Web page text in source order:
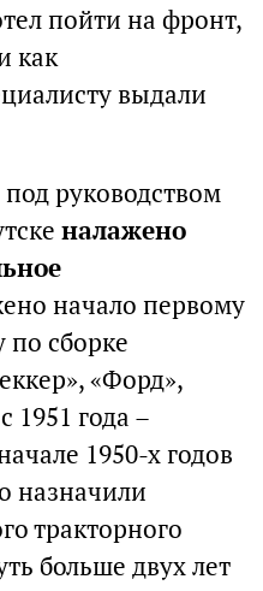
пойти на фронт,
как
выдали
руководством
налажено
начало первому
по сборке
«Форд»,
1951 года –
1950-х годов
назначили
тракторного
больше двух лет